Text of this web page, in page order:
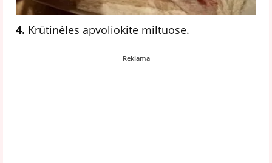
4. Krūtinėles apvoliokite miltuose.
Reklama